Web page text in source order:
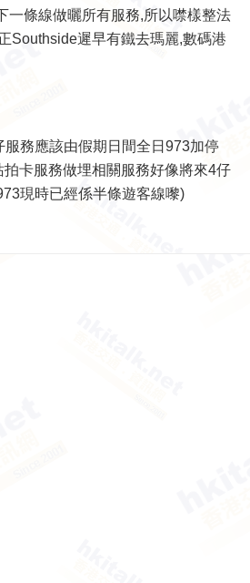
一條線做曬所有服務,所以噤樣整法
Southside遲早有鐵去瑪麗,數碼港
務應該由假期日間全日973加停
卡服務做埋相關服務好像將來4仔
現時已經係半條遊客線嚟)